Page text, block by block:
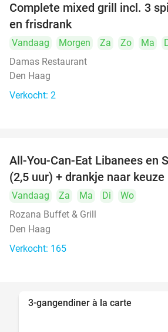
Complete mixed grill incl. 3
en frisdrank
Vandaag Morgen Za Zo Ma
Damas Restaurant
Den Haag
Verkocht: 2
All-You-Can-Eat Libanees en
(2,5 uur) + drankje naar keuze
Vandaag Za Ma Di
Wo
Rozana Buffet & Grill
Den Haag
Verkocht: 165
3-gangendiner à la carte